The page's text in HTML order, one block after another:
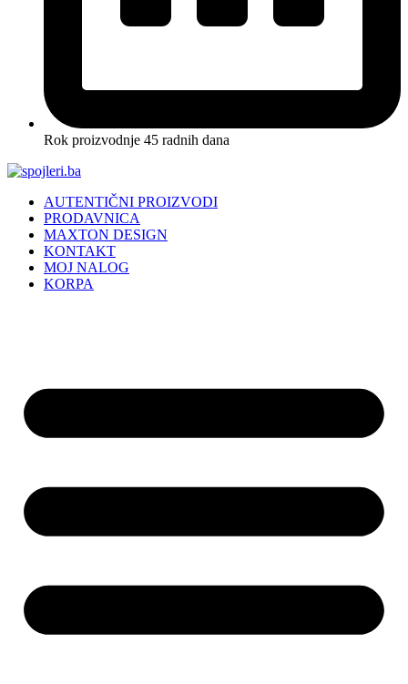
Rok proizvodnje 45 radnih dana
AUTENTIČNI PROIZVODI
PRODAVNICA
MAXTON DESIGN
KONTAKT
MOJ NALOG
KORPA